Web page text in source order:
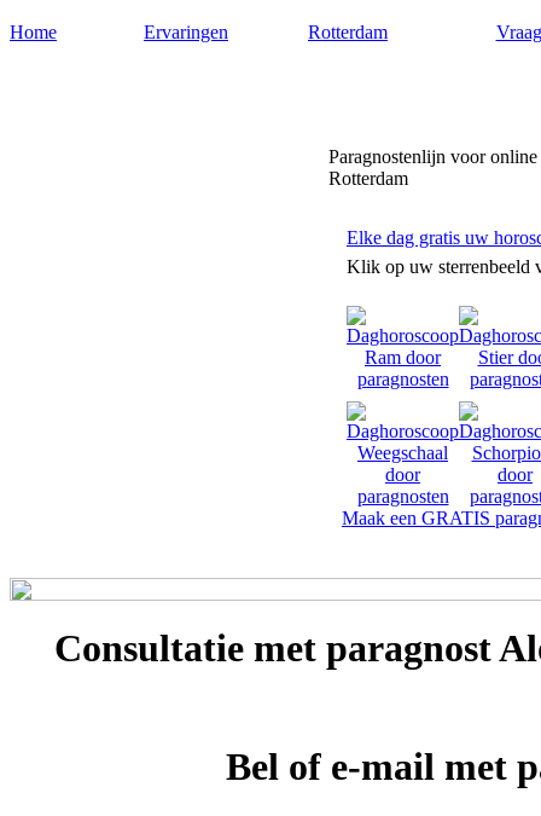
Home Ervaringen Rotterdam
Paragnostenlijn voor
Rotterdam
Elke dag gratis uw
Klik op uw sterrenbeeld
Maak een GRATIS
Consultatie met paragnost
Bel of e-mail met